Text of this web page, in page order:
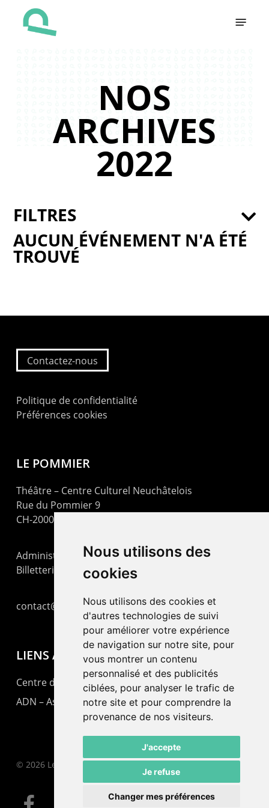
Nous utilisons des
cookies
Nous utilisons des cookies et
d'autres technologies de suivi
pour améliorer votre expérience
de navigation sur notre site, pour
vous montrer un contenu
personnalisé et des publicités
ciblées, pour analyser le trafic de
notre site et pour comprendre la
provenance de nos visiteurs.
J'accepte
Je refuse
Changer mes préférences
NOS
ARCHIVES
2022
AUCUN ÉVÉNEMENT N'A ÉTÉ
TROUVÉ
FILTRES
Contactez-nous
Politique de confidentialité
Préférences cookies
LE POMMIER
Théâtre – Centre Culturel Neuchâtelois
Rue du Pommier 9
CH-2000 Neuchâtel
Administration : +41 32 725 03 03
Billetterie : +41 32 725 05 05
contact@lepommier.ch
LIENS AMIS
Centre de culture ABC
ADN – Association Danse Neuchâtel
© 2026 Le Pommier.
facebook email